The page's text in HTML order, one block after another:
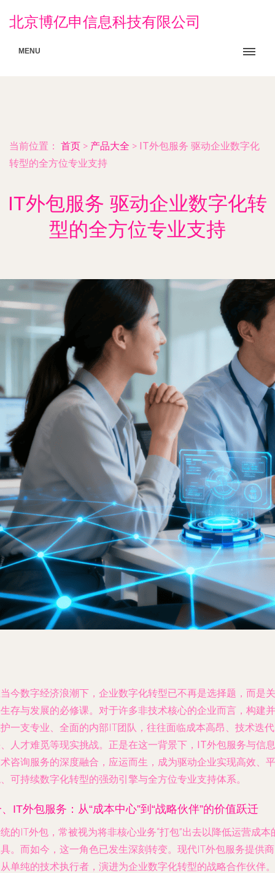
北京博亿申信息科技有限公司
MENU
当前位置： 首页 > 产品大全 > IT外包服务 驱动企业数字化
转型的全方位专业支持
IT外包服务 驱动企业数字化转
型的全方位专业支持
今数字经济浪潮下，企业数字化转型已不再是选择题，而是关
存与发展的必修课。对于许多非技术核心的企业而言，构建并
一支专业、全面的内部IT团队，往往面临成本高昂、技术迭代
人才难觅等现实挑战。正是在这一背景下， IT外包服务与信息
咨询服务的深度融合，应运而生，成为驱动企业实现高效、平
可持续数字化转型的强劲引擎与全方位专业支持体系。
IT外包服务：从“成本中心”到“战略伙伴”的价值跃迁
的IT外包，常被视为将非核心业务“打包”出去以降低运营成本
。而如今，这一角色已发生深刻转变。现代IT外包服务提供
单纯的技术执行者，演进为企业数字化转型的战略合作伙伴。